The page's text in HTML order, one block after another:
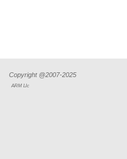
Copyright @2007-2025
ARM Llc